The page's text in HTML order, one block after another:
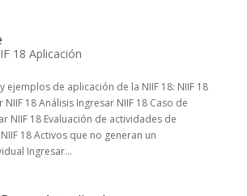
18 Aplicación
ejemplos de aplicación de la NIIF 18: NIIF 18
NIIF 18 Análisis Ingresar NIIF 18 Caso de
NIIF 18 Evaluación de actividades de
18 Activos que no generan un
Ingresar...